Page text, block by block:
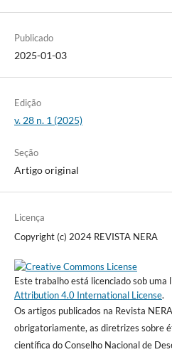
Publicado
2025-01-03
Edição
v. 28 n. 1 (2025)
Seção
Artigo original
Licença
Copyright (c) 2024 REVISTA NERA
Este trabalho está licenciado sob uma
Attribution 4.0 International License.
Os artigos publicados na Revista
obrigatoriamente, as diretrizes sobre
científica do Conselho Nacional de